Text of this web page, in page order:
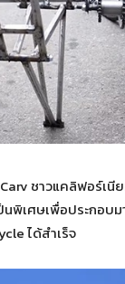
ชาวแคลิฟอร์เนีย
เศษเพื่อประกอบม
ได้สำเร็จ